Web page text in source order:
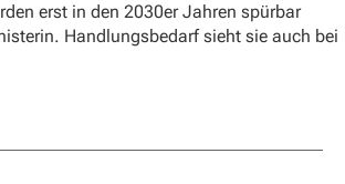
erst in den 2030er Jahren spürbar
Handlungsbedarf sieht sie auch bei